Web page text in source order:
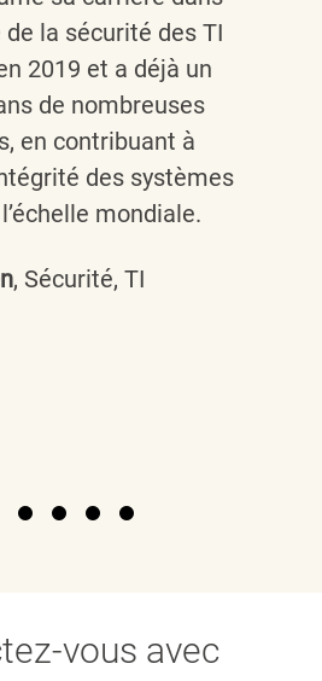
la sécurité des TI
2019 et a déjà un
de nombreuses
en contribuant à
des systèmes
mondiale.
, Sécurité, TI
vous avec